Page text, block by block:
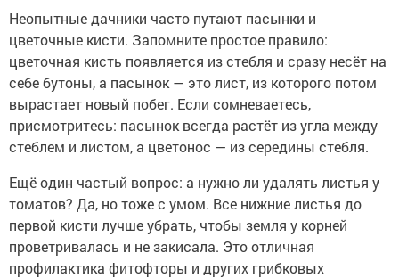
Неопытные дачники часто путают пасынки и
цветочные кисти. Запомните простое правило:
цветочная кисть появляется из стебля и сразу несёт на
себе бутоны, а пасынок — это лист, из которого потом
вырастает новый побег. Если сомневаетесь,
присмотритесь: пасынок всегда растёт из угла между
стеблем и листом, а цветонос — из середины стебля.
Ещё один частый вопрос: а нужно ли удалять листья у
томатов? Да, но тоже с умом. Все нижние листья до
первой кисти лучше убрать, чтобы земля у корней
проветривалась и не закисала. Это отличная
профилактика фитофторы и других грибковых